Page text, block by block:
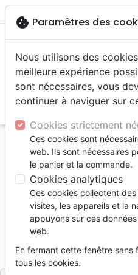
menu
Accueil Divers
Calendrier Rencontres -
Rencontres
Calendrier mini, à
2026
Référence EPT38222
EditeurÉvangile pour
cookie Paramètres des
Nous utilisons des
meilleure expérience
sont nécessaires, vous
continuer à naviguer sur
Cookies strictement
Ces cookies sont
web. Ils sont nécessaires
le panier et la commande.
Cookies analytiques
Ces cookies collectent
visites, les appareils et la
appuyons sur ces
web.
En fermant cette fenêtre
tous les cookies.